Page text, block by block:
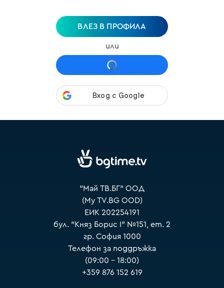
ВЛЕЗ В ПРОФИЛА
или
"Май ТВ.БГ" ООД
(My TV.BG OOD)
ЕИК 202254191
бул. "Княз Борис I" №151, ет. 2
гр. София 1000
Телефон за поддръжка
(09:00 – 18:00)
+359 876 152 619